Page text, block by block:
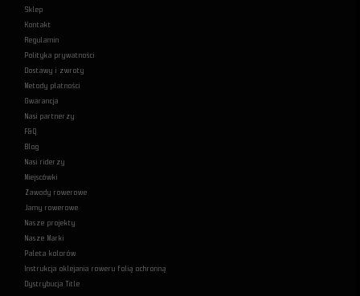
Sklep
Kontakt
Regulamin
Polityka prywatności
Dostawy i zwroty
Metody płatności
Gwarancja
Nasi partnerzy
F&Q
Blog
Nasi riderzy
Miejscówki
Zawody rowerowe
Jamy rowerowe
Nasze projekty
Nasze Marki
Paleta kolorów
Instrukcja oklejania roweru folią ochronną
Dystrybucja Title